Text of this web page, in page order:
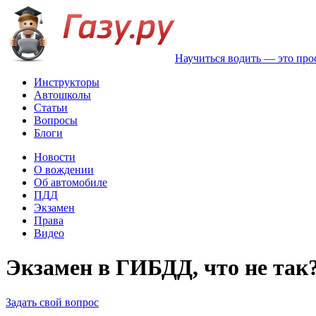
Научиться водить — это
Инструкторы
Автошколы
Статьи
Вопросы
Блоги
Новости
О вождении
Об автомобиле
ПДД
Экзамен
Права
Видео
Экзамен в ГИБДД, что не
Задать свой вопрос